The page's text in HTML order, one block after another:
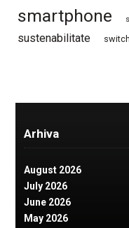
smartphone
sustenabilitate switch
Arhiva
August 2026
July 2026
June 2026
May 2026